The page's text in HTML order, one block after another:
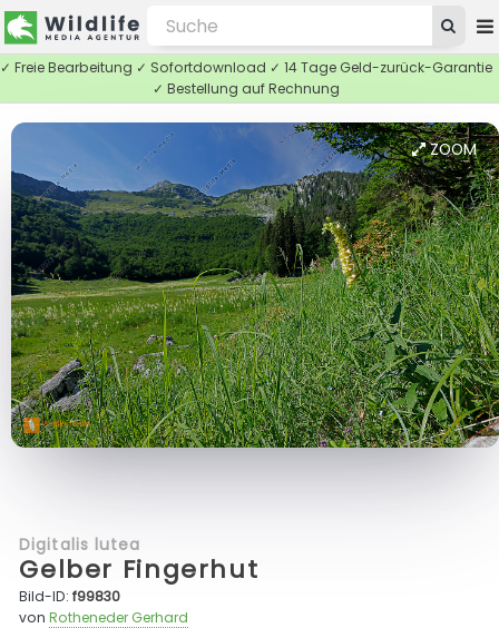
✓ Freie Bearbeitung ✓ Sofortdownload ✓ 14 Tage Geld-zurück-Garantie
✓ Bestellung auf Rechnung
ZOOM
Digitalis lutea
Gelber Fingerhut
Bild-ID:f99830
vonRotheneder Gerhard